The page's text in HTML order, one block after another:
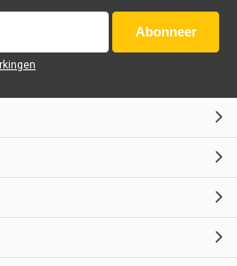
Abonneer